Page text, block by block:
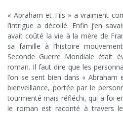
« Abraham et Fils » a vraiment
l’intrigue a décollé. Enfin j’en
avait coûté la vie à la mère de
sa famille à l’histoire
Seconde Guerre Mondiale était
roman. Il faut dire que les
l’on se sent bien dans « Abraham
bienveillance, portée par le
tourmenté mais réfléchi, qui a foi
le roman est raconté à travers